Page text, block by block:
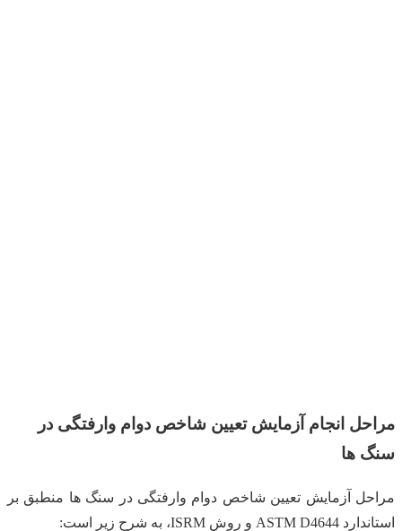
مراحل انجام آزمایش تعیین شاخص دوام وارفتگی در
سنگ ها
مراحل آزمایش تعیین شاخص دوام وارفتگی در سنگ ها منطبق بر
استاندارد ASTM D4644 و روش ISRM، به شرح زیر است: